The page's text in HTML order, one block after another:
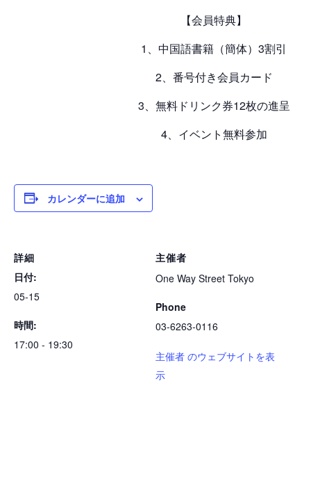
【会員特典】
1、中国語書籍（簡体）3割引
2、番号付き会員カード
3、無料ドリンク券12枚の進呈
4、イベント無料参加
カレンダーに追加
詳細
日付:
05-15
時間:
17:00 - 19:30
主催者
One Way Street Tokyo
Phone
03-6263-0116
主催者 のウェブサイトを表
示